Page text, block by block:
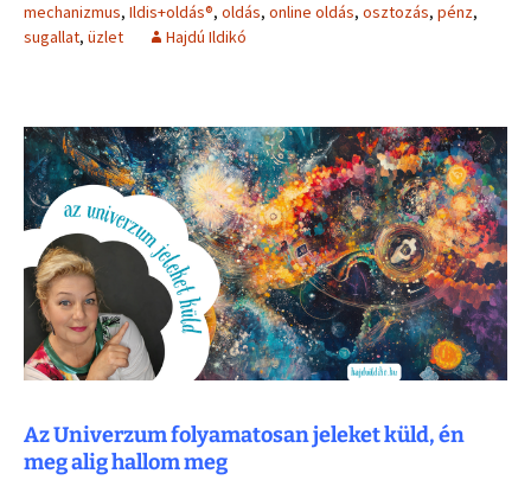
mechanizmus, Ildis+oldás®, oldás, online oldás, osztozás, pénz,
sugallat, üzlet Hajdú Ildikó
Az Univerzum folyamatosan jeleket küld, én
meg alig hallom meg